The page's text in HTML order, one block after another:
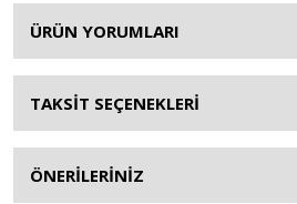
ÜRÜN YORUMLARI
TAKSİT SEÇENEKLERİ
ÖNERİLERİNİZ